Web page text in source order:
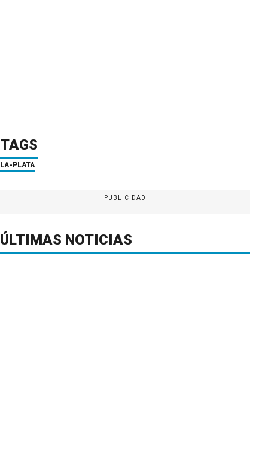
TAGS
LA-PLATA
PUBLICIDAD
ÚLTIMAS NOTICIAS